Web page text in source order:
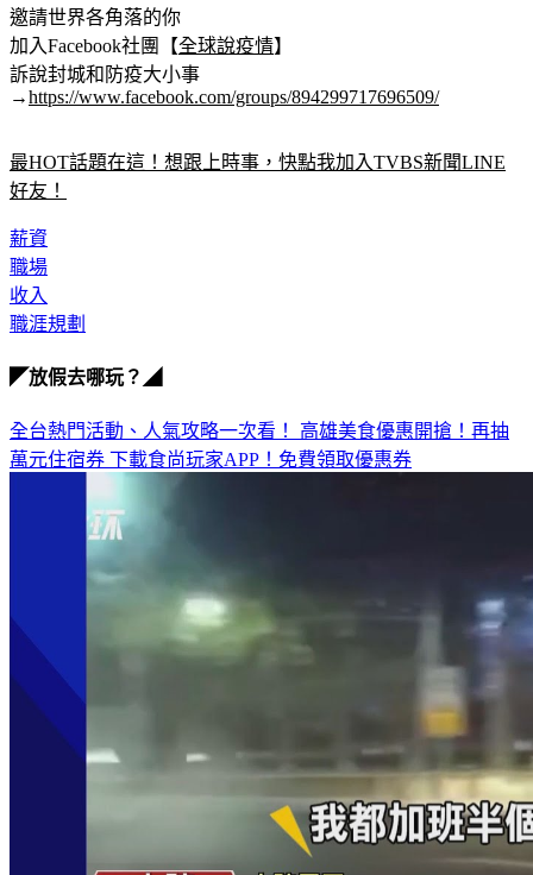
邀請世界各角落的你
加入Facebook社團【全球說疫情】
訴說封城和防疫大小事
→https://www.facebook.com/groups/894299717696509/
最HOT話題在這！想跟上時事，快點我加入TVBS新聞LINE
好友！
薪資
職場
收入
職涯規劃
◤放假去哪玩？◢
全台熱門活動、人氣攻略一次看！ 高雄美食優惠開搶！再抽
萬元住宿券 下載食尚玩家APP！免費領取優惠券